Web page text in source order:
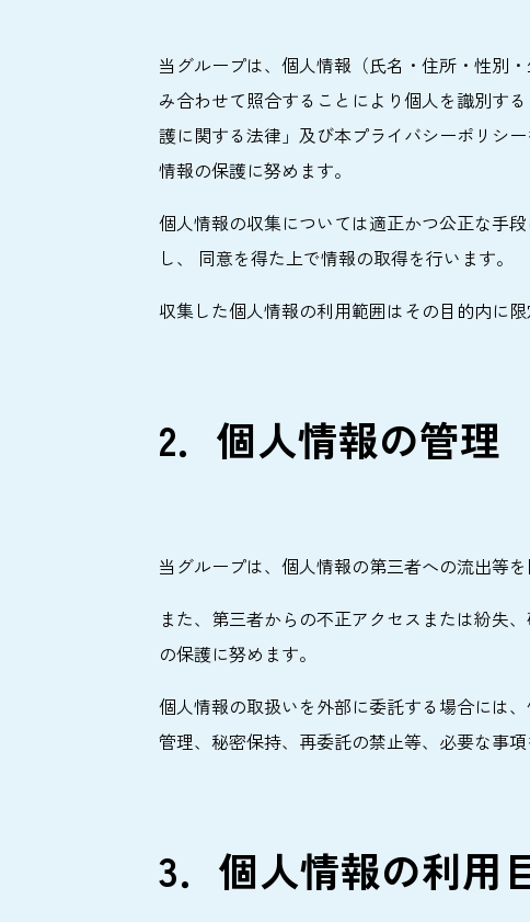
当グループは、個人情報（氏名・住所・性別
み合わせて照合することにより個人を識別す
護に関する法律」及び本プライバシーポリシ
情報の保護に努めます。
個人情報の収集については適正かつ公正な手
し、 同意を得た上で情報の取得を行います。
収集した個人情報の利用範囲はその目的内に限
2．個人情報の管理
当グループは、個人情報の第三者への流出等
また、第三者からの不正アクセスまたは紛失
の保護に努めます。
個人情報の取扱いを外部に委託する場合には
管理、秘密保持、再委託の禁止等、必要な事
3．個人情報の利用